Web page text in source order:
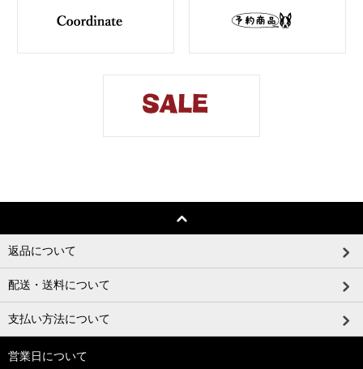
返品について
配送・送料について
支払い方法について
営業日について